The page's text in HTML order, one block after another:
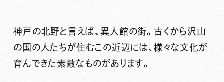
神戸の北野と言えば、異人館の街。古くから沢山
の国の人たちが住むこの近辺には、様々な文化が
育んできた素敵なものがあります。